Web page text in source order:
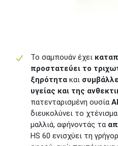
Το σαμπουάν έχει
προστατεύει το
ξηρότητα και
υγείας και της
πατενταρισμένη ουσία
διευκολύνει το
μαλλιά, αφήνοντάς τα
HS 60 ενισχύει τη